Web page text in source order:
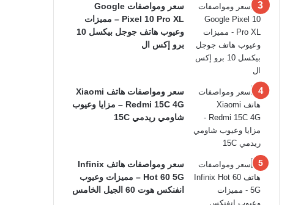
سعر ومواصفات Google
Pixel 10 Pro XL – مميزات
وعيوب هاتف جوجل بيكسل 10
برو إكس ال
سعر ومواصفات هاتف Xiaomi
Redmi 15C 4G – مزايا وعيوب
شاومي ريدمي 15C
سعر ومواصفات هاتف Infinix
Hot 60 5G – مميزات وعيوب
انفنكس هوت 60 الجيل الخامس